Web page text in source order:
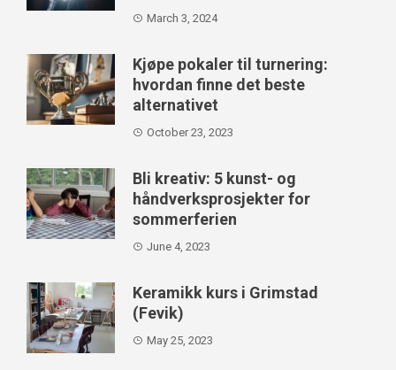
March 3, 2024
Kjøpe pokaler til turnering:
hvordan finne det beste
alternativet
October 23, 2023
Bli kreativ: 5 kunst- og
håndverksprosjekter for
sommerferien
June 4, 2023
Keramikk kurs i Grimstad
(Fevik)
May 25, 2023